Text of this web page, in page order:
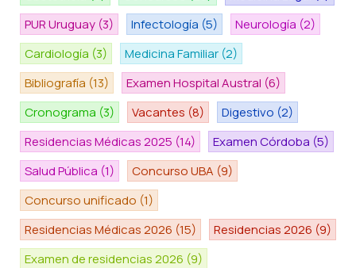
PUR Uruguay (3) Infectología (5) Neurología (2)
Cardiología (3) Medicina Familiar (2)
Bibliografía (13) Examen Hospital Austral (6)
Cronograma (3) Vacantes (8) Digestivo (2)
Residencias Médicas 2025 (14) Examen Córdoba (5)
Salud Pública (1) Concurso UBA (9)
Concurso unificado (1)
Residencias Médicas 2026 (15) Residencias 2026 (9)
Examen de residencias 2026 (9)